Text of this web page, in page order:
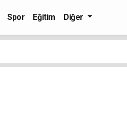
Spor Eğitim Diğer